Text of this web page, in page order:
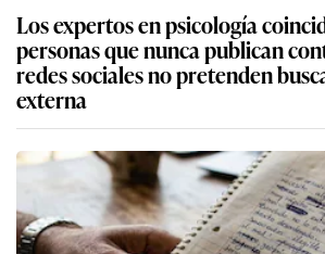
Los expertos en psicología
personas que nunca publican
redes sociales no pretenden
externa